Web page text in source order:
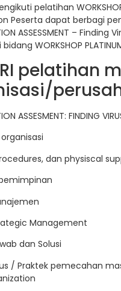
pelatihan WORKSHOP
Peserta dapat berbagi
ASSESSMENT –
WORKSHOP
pelatihan
ASSESMENT: FINDING
dan physiscal
Management
dan Solusi
/ Praktek pemecahan